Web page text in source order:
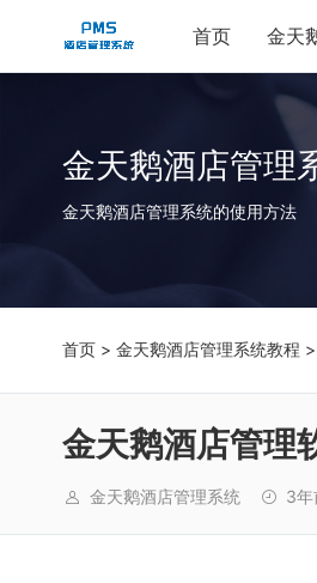
首页 金天
金天鹅酒店管理
金天鹅酒店管理系统的使用方法
首页 > 金天鹅酒店管理系统教程
金天鹅酒店管理
金天鹅酒店管理系统 3年